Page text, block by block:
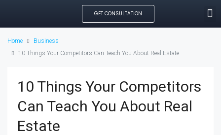
GET CONSULTATION
Home
Business
10 Things Your Competitors Can Teach You About Real Estate
10 Things Your Competitors
Can Teach You About Real
Estate